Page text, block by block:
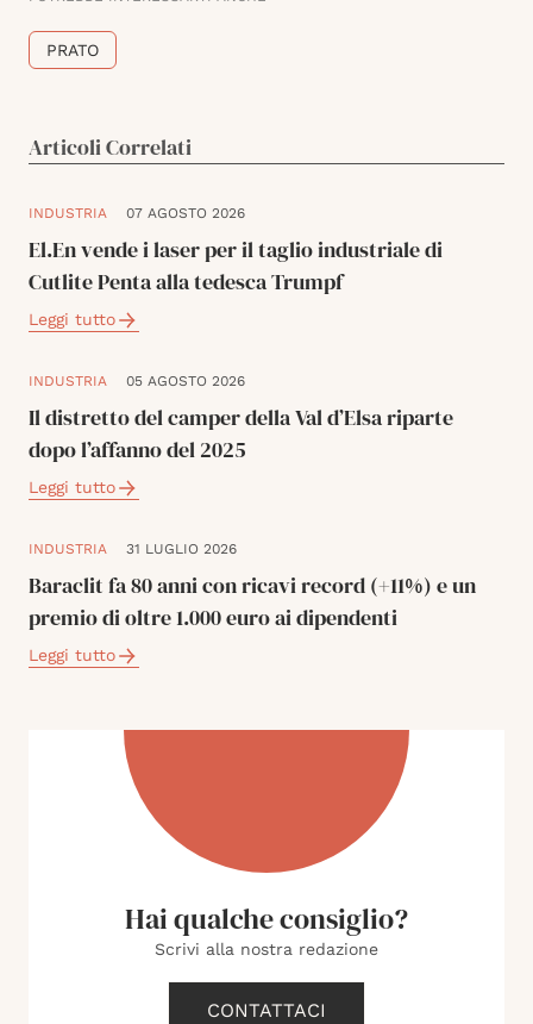
PRATO
Articoli Correlati
INDUSTRIA 07 AGOSTO 2026
El.En vende i laser per il taglio industriale di
Cutlite Penta alla tedesca Trumpf
Leggi tutto
INDUSTRIA 05 AGOSTO 2026
Il distretto del camper della Val d’Elsa riparte
dopo l’affanno del 2025
Leggi tutto
INDUSTRIA 31 LUGLIO 2026
Baraclit fa 80 anni con ricavi record (+11%) e un
premio di oltre 1.000 euro ai dipendenti
Leggi tutto
Hai qualche consiglio?
Scrivi alla nostra redazione
CONTATTACI